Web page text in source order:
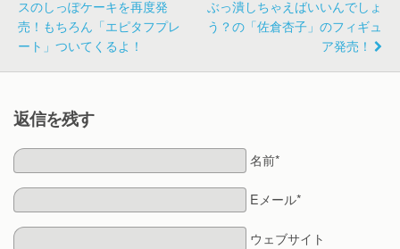
スのしっぽケーキを再度発
売！もちろん「エピタフプレ
ート」ついてくるよ！
ぶっ潰しちゃえばいいんでしょ
う？の「佐倉杏子」のフィギュ
ア発売！
返信を残す
名前*
Eメール*
ウェブサイト